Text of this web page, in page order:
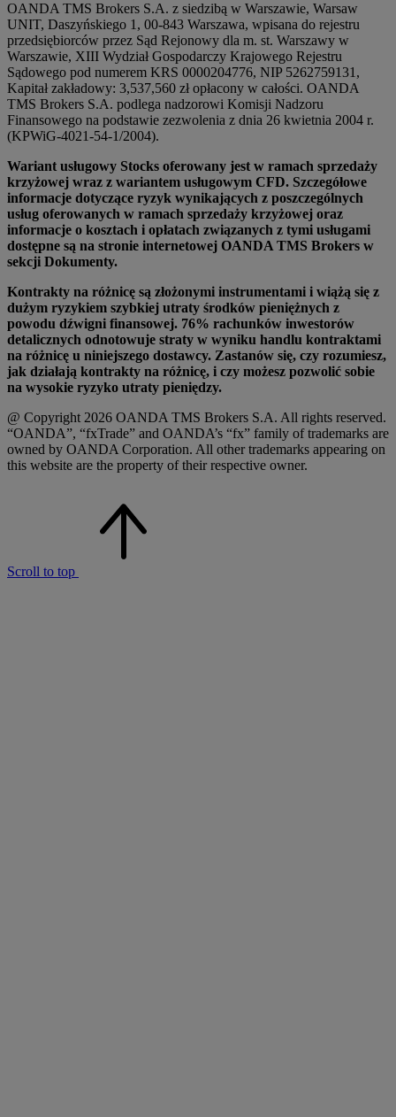
OANDA TMS Brokers S.A. z siedzibą w Warszawie, Warsaw
UNIT, Daszyńskiego 1, 00-843 Warszawa, wpisana do rejestru
przedsiębiorców przez Sąd Rejonowy dla m. st. Warszawy w
Warszawie, XIII Wydział Gospodarczy Krajowego Rejestru
Sądowego pod numerem KRS 0000204776, NIP 5262759131,
Kapitał zakładowy: 3,537,560 zł opłacony w całości. OANDA
TMS Brokers S.A. podlega nadzorowi Komisji Nadzoru
Finansowego na podstawie zezwolenia z dnia 26 kwietnia 2004 r.
(KPWiG-4021-54-1/2004).
Wariant usługowy Stocks oferowany jest w ramach sprzedaży
krzyżowej wraz z wariantem usługowym CFD. Szczegółowe
informacje dotyczące ryzyk wynikających z poszczególnych
usług oferowanych w ramach sprzedaży krzyżowej oraz
informacje o kosztach i opłatach związanych z tymi usługami
dostępne są na stronie internetowej OANDA TMS Brokers w
sekcji Dokumenty.
Kontrakty na różnicę są złożonymi instrumentami i wiążą się z
dużym ryzykiem szybkiej utraty środków pieniężnych z
powodu dźwigni finansowej. 76% rachunków inwestorów
detalicznych odnotowuje straty w wyniku handlu kontraktami
na różnicę u niniejszego dostawcy. Zastanów się, czy rozumiesz,
jak działają kontrakty na różnicę, i czy możesz pozwolić sobie
na wysokie ryzyko utraty pieniędzy.
@ Copyright 2026 OANDA TMS Brokers S.A. All rights reserved.
“OANDA”, “fxTrade” and OANDA’s “fx” family of trademarks are
owned by OANDA Corporation. All other trademarks appearing on
this website are the property of their respective owner.
Scroll to top